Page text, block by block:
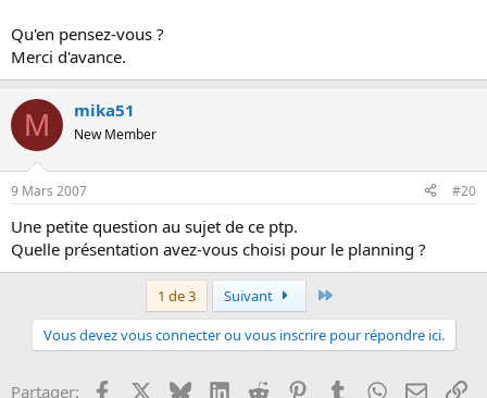
Qu'en pensez-vous ?
Merci d'avance.
M mika51
New Member
9 Mars 2007 #20
Une petite question au sujet de ce ptp.
Quelle présentation avez-vous choisi pour le planning ?
1 de 3 Suivant
Vous devez vous connecter ou vous inscrire pour répondre ici.
Partager: Facebook BlueskyLinkedInReddit PinterestTumblrWhatsApp
Email